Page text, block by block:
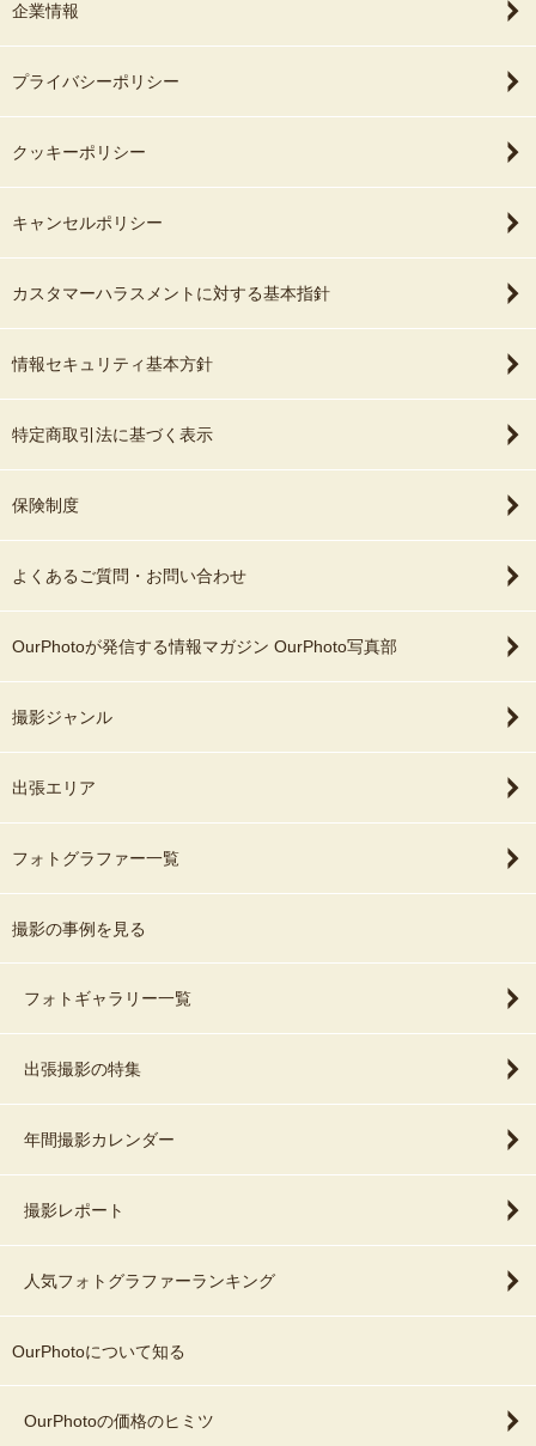
企業情報
プライバシーポリシー
クッキーポリシー
キャンセルポリシー
カスタマーハラスメントに対する基本指針
情報セキュリティ基本方針
特定商取引法に基づく表示
保険制度
よくあるご質問・お問い合わせ
OurPhotoが発信する情報マガジン OurPhoto写真部
撮影ジャンル
出張エリア
フォトグラファー一覧
撮影の事例を見る
フォトギャラリー一覧
出張撮影の特集
年間撮影カレンダー
撮影レポート
人気フォトグラファーランキング
OurPhotoについて知る
OurPhotoの価格のヒミツ